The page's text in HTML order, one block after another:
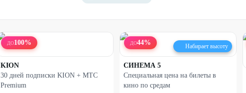
ДО100%
KION
30 дней подписки KION + МТС
Premium
ДО44% Набирает высоту
СИНЕМА 5
Специальная цена на билеты в
кино по средам